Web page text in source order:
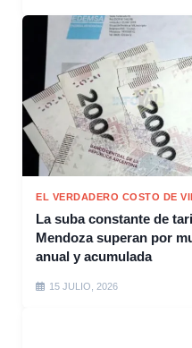
EL VERDADERO COSTO DE
La suba constante de
Mendoza superan por
anual y acumulada
15 JULIO, 2026